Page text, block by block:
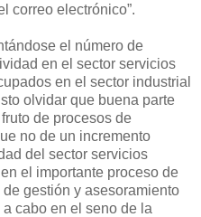
correo electrónico”.
el número de
en el sector servicios
en el sector industrial
olvidar que buena parte
de procesos de
no de un incremento
del sector servicios
el importante proceso de
gestión y asesoramiento
cabo en el seno de la